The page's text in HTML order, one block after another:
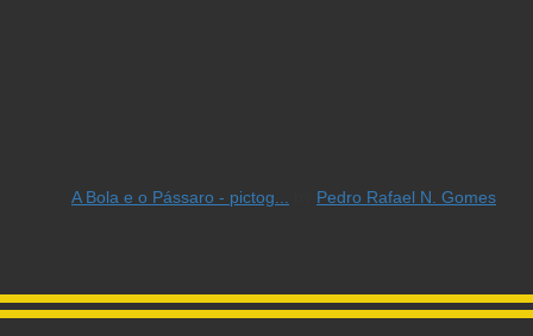
A Bola e o Pássaro - pictog... Pedro Rafael N. Gomes